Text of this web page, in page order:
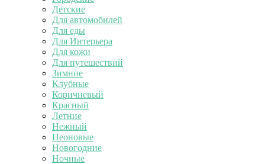
Детские
Для автомобилей
Для еды
Для Интерьера
Для кожи
Для путешествий
Зимние
Клубные
Коричневый
Красный
Летние
Нежный
Неоновые
Новогодние
Ночные